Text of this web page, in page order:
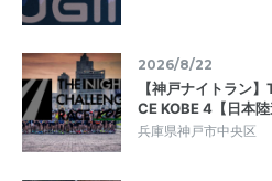
2026/8/22
【神戸ナイトラン
CE KOBE 4【日本陸
兵庫県神戸市中央区